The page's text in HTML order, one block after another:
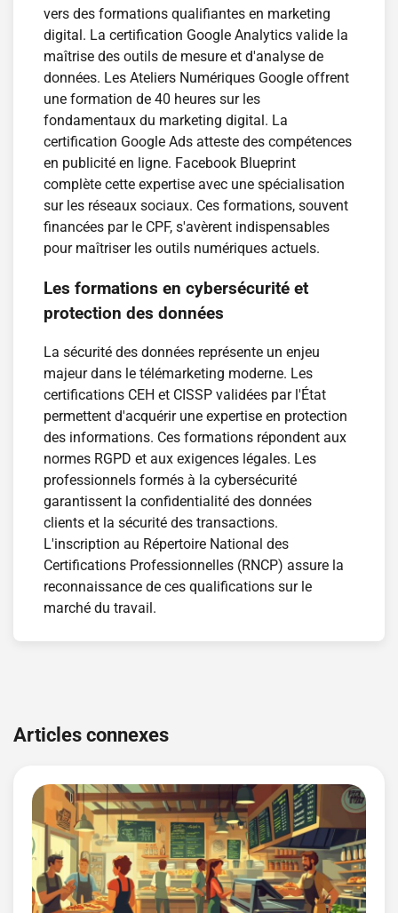
vers des formations qualifiantes en marketing
digital. La certification Google Analytics valide la
maîtrise des outils de mesure et d'analyse de
données. Les Ateliers Numériques Google offrent
une formation de 40 heures sur les
fondamentaux du marketing digital. La
certification Google Ads atteste des compétences
en publicité en ligne. Facebook Blueprint
complète cette expertise avec une spécialisation
sur les réseaux sociaux. Ces formations, souvent
financées par le CPF, s'avèrent indispensables
pour maîtriser les outils numériques actuels.
Les formations en cybersécurité et
protection des données
La sécurité des données représente un enjeu
majeur dans le télémarketing moderne. Les
certifications CEH et CISSP validées par l'État
permettent d'acquérir une expertise en protection
des informations. Ces formations répondent aux
normes RGPD et aux exigences légales. Les
professionnels formés à la cybersécurité
garantissent la confidentialité des données
clients et la sécurité des transactions.
L'inscription au Répertoire National des
Certifications Professionnelles (RNCP) assure la
reconnaissance de ces qualifications sur le
marché du travail.
de
Articles connexes